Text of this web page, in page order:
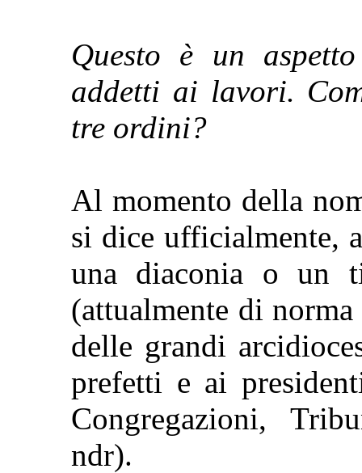
Questo è un
addetti ai lavori.
tre ordini?
Al momento della
si dice ufficialmente,
una diaconia o un
(attualmente di
delle grandi
prefetti e ai
Congregazioni,
ndr).